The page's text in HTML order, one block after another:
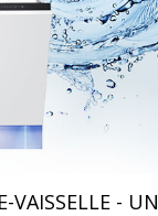
VAISSELLE -